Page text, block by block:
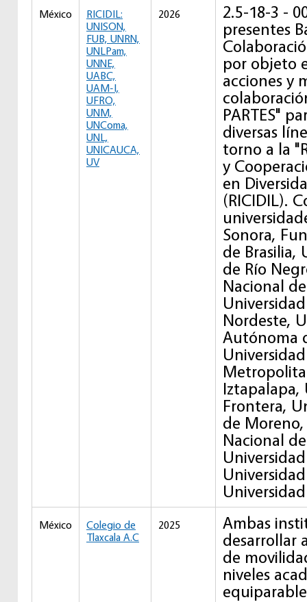
México
RICIDIL:
UNISON,
FUB, UNRN,
UNLPam,
UNNE,
UABC,
UAM-I,
UFRO,
UNM,
UNComa,
UNL,
UNICAUCA,
UV
2026
2.5-18-3 -
presentes
por objeto
acciones y
PARTES"
diversas
torno a la
y
en
(RICIDIL).
Sonora,
de Brasilia,
de Río
Nacional
Nordeste,
Autónoma
Iztapalapa,
Frontera,
de
Nacional
México
Colegio de
Tlaxcala A.C
2025
Ambas
desarrollar
de
niveles